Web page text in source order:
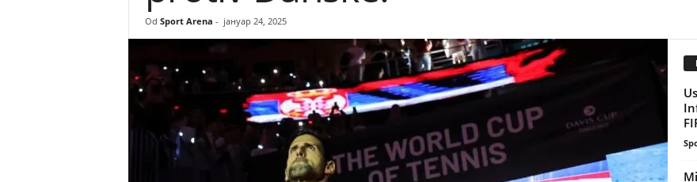
e
n
a
Od Sport Arena - јануар 24, 2025